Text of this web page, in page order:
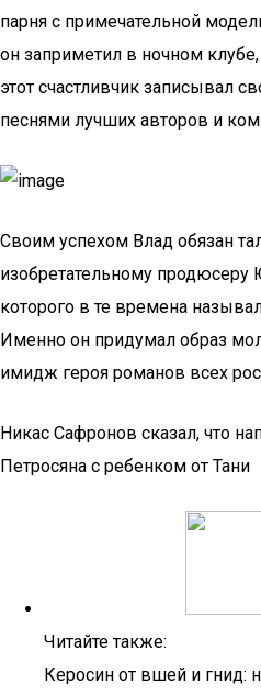
парня с примечательной
он заприметил в ночном
этот счастливчик записывал
песнями лучших авторов и
Своим успехом Влад обязан
изобретательному
которого в те времена
Именно он придумал образ
имидж героя романов всех
Никас Сафронов сказал, что
Петросяна с ребенком от Тани
Читайте также:
Керосин от вшей и гнид: